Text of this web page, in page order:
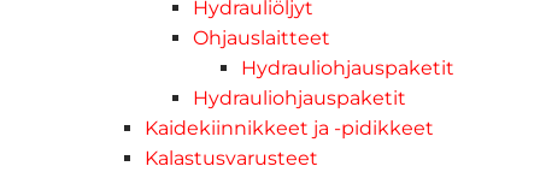
Hydrauliöljyt
Ohjauslaitteet
Hydrauliohjauspaketit
Hydrauliohjauspaketit
Kaidekiinnikkeet ja -pidikkeet
Kalastusvarusteet